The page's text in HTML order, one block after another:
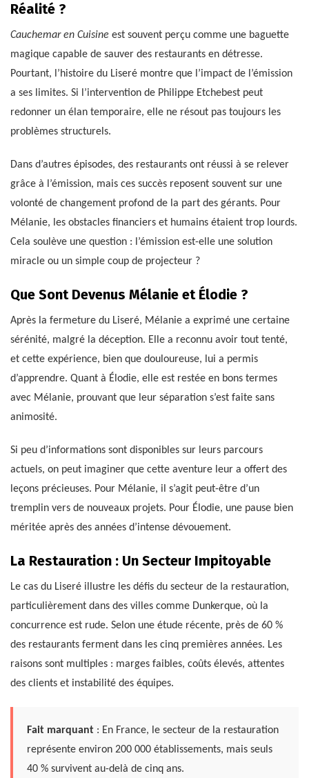
Réalité ?
Cauchemar en Cuisine est souvent perçu comme une baguette
magique capable de sauver des restaurants en détresse.
Pourtant, l’histoire du Liseré montre que l’impact de l’émission
a ses limites. Si l’intervention de Philippe Etchebest peut
redonner un élan temporaire, elle ne résout pas toujours les
problèmes structurels.
Dans d’autres épisodes, des restaurants ont réussi à se relever
grâce à l’émission, mais ces succès reposent souvent sur une
volonté de changement profond de la part des gérants. Pour
Mélanie, les obstacles financiers et humains étaient trop lourds.
Cela soulève une question : l’émission est-elle une solution
miracle ou un simple coup de projecteur ?
Que Sont Devenus Mélanie et Élodie ?
Après la fermeture du Liseré, Mélanie a exprimé une certaine
sérénité, malgré la déception. Elle a reconnu avoir tout tenté,
et cette expérience, bien que douloureuse, lui a permis
d’apprendre. Quant à Élodie, elle est restée en bons termes
avec Mélanie, prouvant que leur séparation s’est faite sans
animosité.
Si peu d’informations sont disponibles sur leurs parcours
actuels, on peut imaginer que cette aventure leur a offert des
leçons précieuses. Pour Mélanie, il s’agit peut-être d’un
tremplin vers de nouveaux projets. Pour Élodie, une pause bien
méritée après des années d’intense dévouement.
La Restauration : Un Secteur Impitoyable
Le cas du Liseré illustre les défis du secteur de la restauration,
particulièrement dans des villes comme Dunkerque, où la
concurrence est rude. Selon une étude récente, près de 60 %
des restaurants ferment dans les cinq premières années. Les
raisons sont multiples : marges faibles, coûts élevés, attentes
des clients et instabilité des équipes.
Fait marquant : En France, le secteur de la restauration
représente environ 200 000 établissements, mais seuls
40 % survivent au-delà de cinq ans.